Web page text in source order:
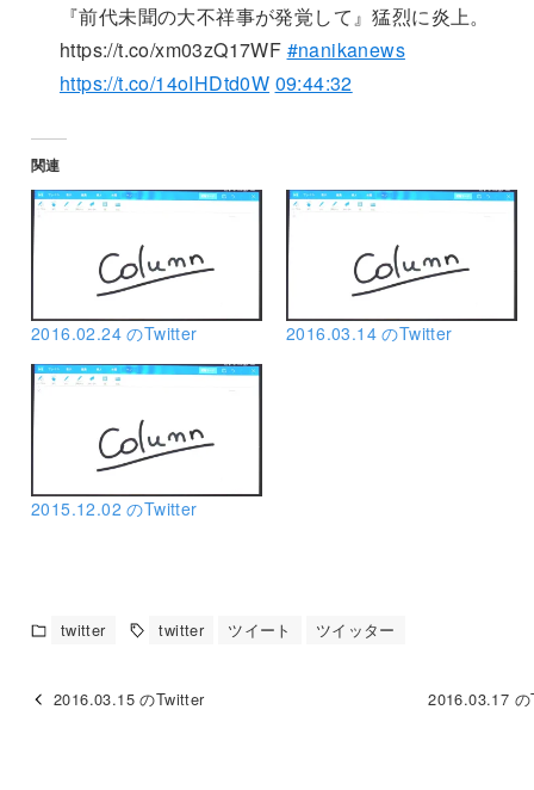
『前代未聞の大不祥事が発覚して』猛烈に炎上。
https://t.co/xm03zQ17WF #nanikanews
https://t.co/14oIHDtd0W 09:44:32
関連
2016.02.24 のTwitter 2016.03.14 のTwitter
2015.12.02 のTwitter
twitter twitter ツイート ツイッター
2016.03.15 のTwitter 2016.03.17